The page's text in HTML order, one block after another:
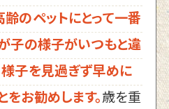
のペットにとって一番
が子の様子がいつもと違
様子を見過ぎず早めに
お勧めします。歳を重